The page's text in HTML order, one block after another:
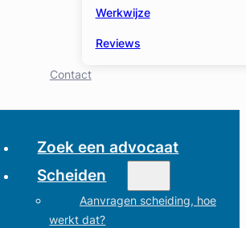
Werkwijze
Reviews
Contact
Zoek een advocaat
Scheiden
Aanvragen scheiding, hoe
werkt dat?